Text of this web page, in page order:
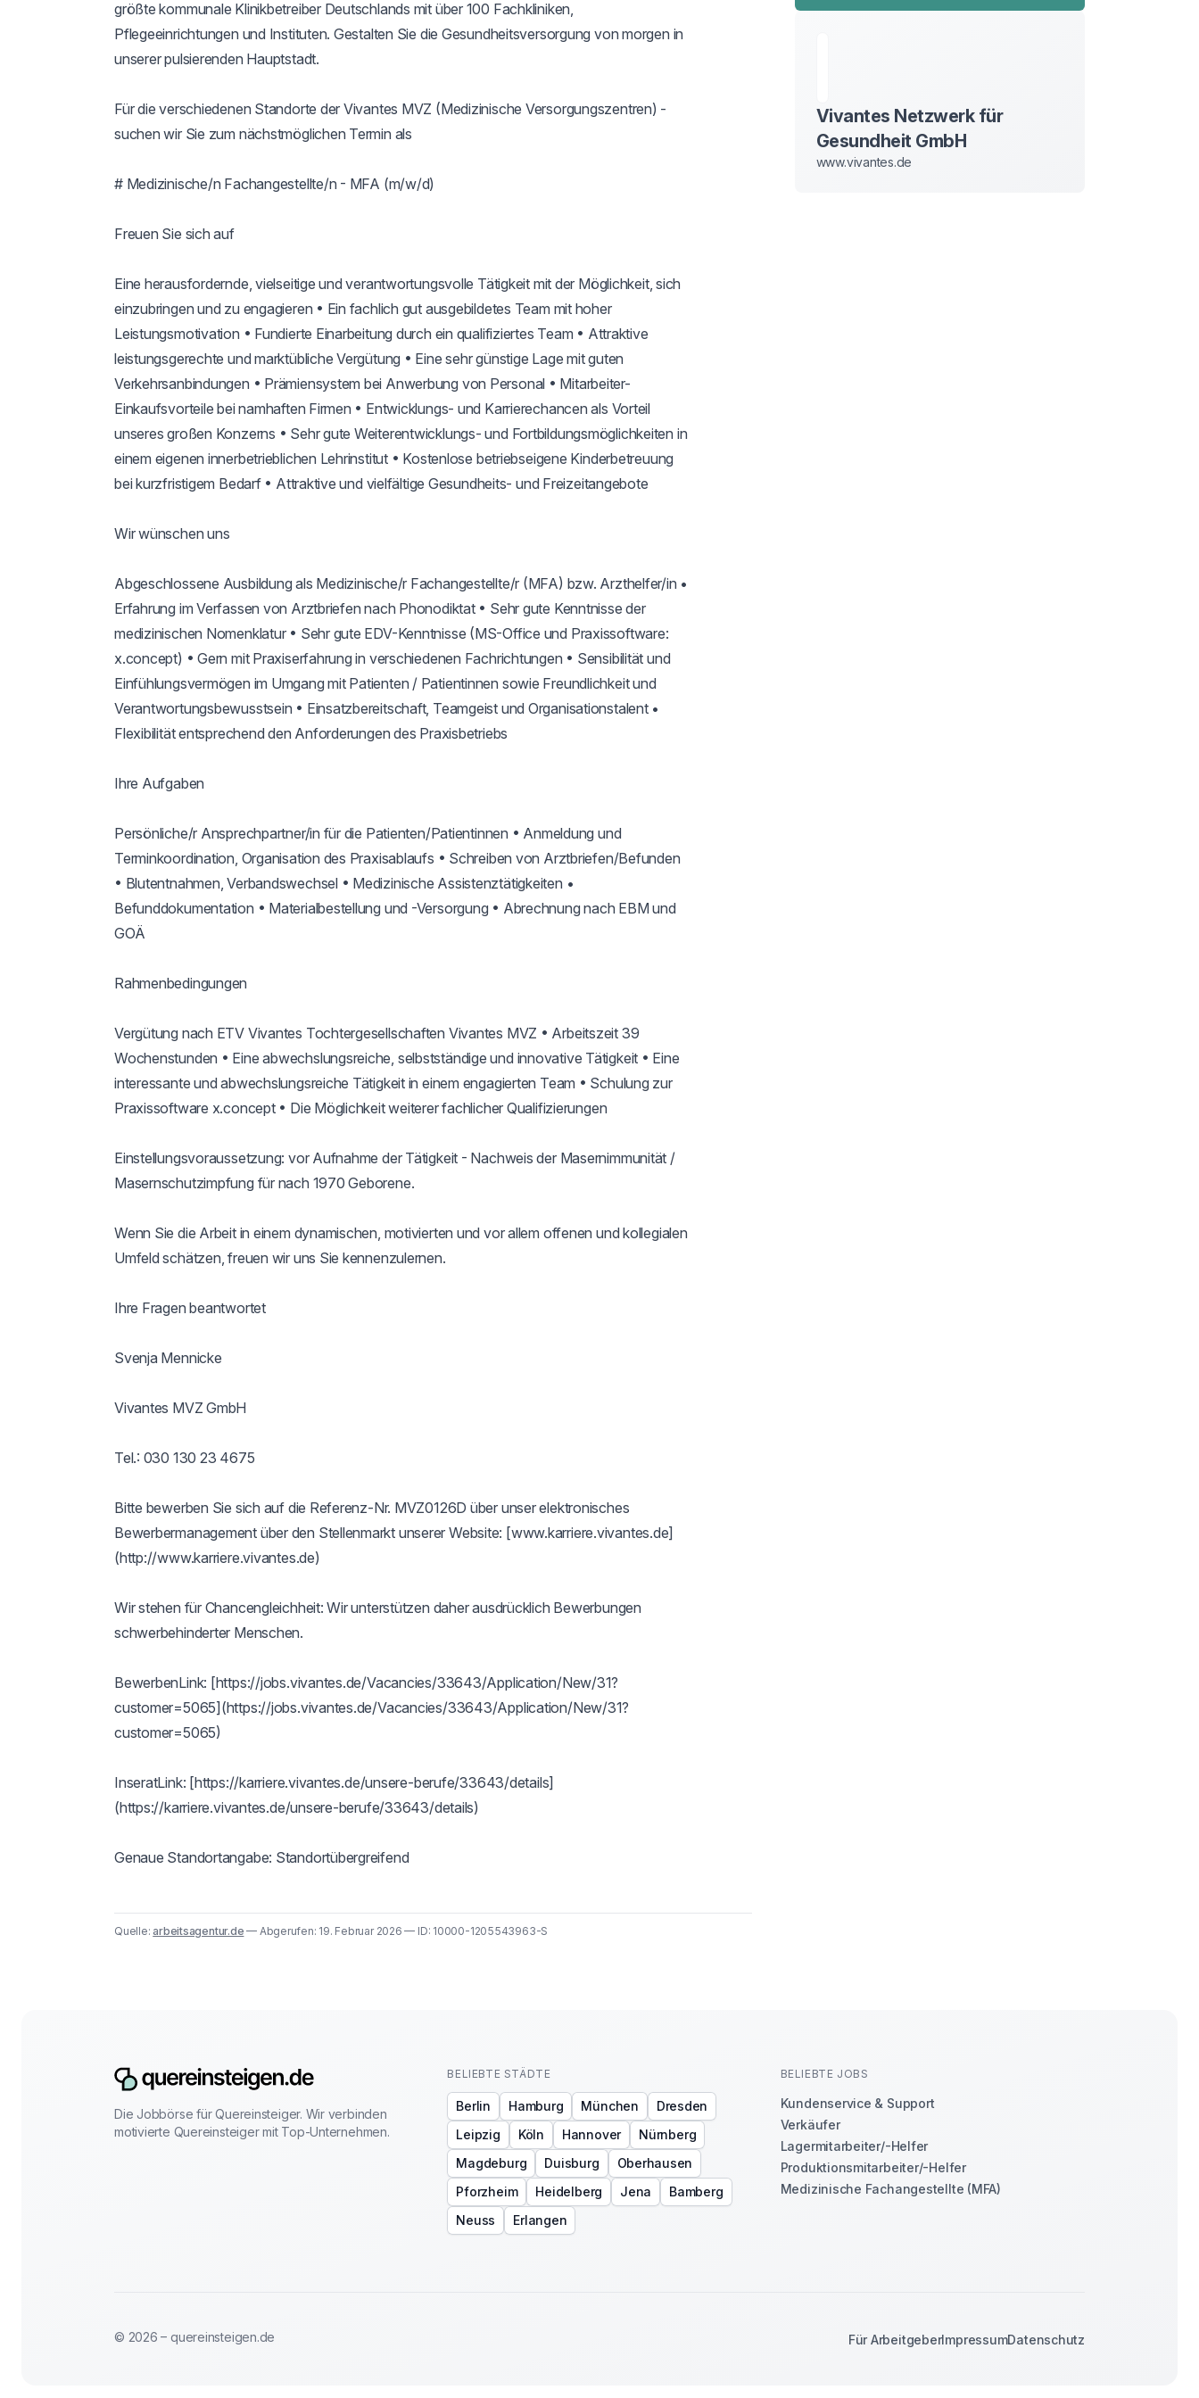
größte kommunale Klinikbetreiber Deutschlands mit über 100 Fachkliniken,
Pflegeeinrichtungen und Instituten. Gestalten Sie die Gesundheitsversorgung von morgen in
unserer pulsierenden Hauptstadt.
Für die verschiedenen Standorte der Vivantes MVZ (Medizinische Versorgungszentren) -
suchen wir Sie zum nächstmöglichen Termin als
# Medizinische/n Fachangestellte/n - MFA (m/w/d)
Freuen Sie sich auf
Eine herausfordernde, vielseitige und verantwortungsvolle Tätigkeit mit der Möglichkeit, sich
einzubringen und zu engagieren • Ein fachlich gut ausgebildetes Team mit hoher
Leistungsmotivation • Fundierte Einarbeitung durch ein qualifiziertes Team • Attraktive
leistungsgerechte und marktübliche Vergütung • Eine sehr günstige Lage mit guten
Verkehrsanbindungen • Prämiensystem bei Anwerbung von Personal • Mitarbeiter-
Einkaufsvorteile bei namhaften Firmen • Entwicklungs- und Karrierechancen als Vorteil
unseres großen Konzerns • Sehr gute Weiterentwicklungs- und Fortbildungsmöglichkeiten in
einem eigenen innerbetrieblichen Lehrinstitut • Kostenlose betriebseigene Kinderbetreuung
bei kurzfristigem Bedarf • Attraktive und vielfältige Gesundheits- und Freizeitangebote
Wir wünschen uns
Abgeschlossene Ausbildung als Medizinische/r Fachangestellte/r (MFA) bzw. Arzthelfer/in •
Erfahrung im Verfassen von Arztbriefen nach Phonodiktat • Sehr gute Kenntnisse der
medizinischen Nomenklatur • Sehr gute EDV-Kenntnisse (MS-Office und Praxissoftware:
x.concept) • Gern mit Praxiserfahrung in verschiedenen Fachrichtungen • Sensibilität und
Einfühlungsvermögen im Umgang mit Patienten / Patientinnen sowie Freundlichkeit und
Verantwortungsbewusstsein • Einsatzbereitschaft, Teamgeist und Organisationstalent •
Flexibilität entsprechend den Anforderungen des Praxisbetriebs
Ihre Aufgaben
Persönliche/r Ansprechpartner/in für die Patienten/Patientinnen • Anmeldung und
Terminkoordination, Organisation des Praxisablaufs • Schreiben von Arztbriefen/Befunden
• Blutentnahmen, Verbandswechsel • Medizinische Assistenztätigkeiten •
Befunddokumentation • Materialbestellung und -Versorgung • Abrechnung nach EBM und
GOÄ
Rahmenbedingungen
Vergütung nach ETV Vivantes Tochtergesellschaften Vivantes MVZ • Arbeitszeit 39
Wochenstunden • Eine abwechslungsreiche, selbstständige und innovative Tätigkeit • Eine
interessante und abwechslungsreiche Tätigkeit in einem engagierten Team • Schulung zur
Praxissoftware x.concept • Die Möglichkeit weiterer fachlicher Qualifizierungen
Einstellungsvoraussetzung: vor Aufnahme der Tätigkeit - Nachweis der Masernimmunität /
Masernschutzimpfung für nach 1970 Geborene.
Wenn Sie die Arbeit in einem dynamischen, motivierten und vor allem offenen und kollegialen
Umfeld schätzen, freuen wir uns Sie kennenzulernen.
Ihre Fragen beantwortet
Svenja Mennicke
Vivantes MVZ GmbH
Tel.: 030 130 23 4675
Bitte bewerben Sie sich auf die Referenz-Nr. MVZ0126D über unser elektronisches
Bewerbermanagement über den Stellenmarkt unserer Website: [www.karriere.vivantes.de]
(http://www.karriere.vivantes.de)
Wir stehen für Chancengleichheit: Wir unterstützen daher ausdrücklich Bewerbungen
schwerbehinderter Menschen.
BewerbenLink: [https://jobs.vivantes.de/Vacancies/33643/Application/New/31?
customer=5065](https://jobs.vivantes.de/Vacancies/33643/Application/New/31?
customer=5065)
InseratLink: [https://karriere.vivantes.de/unsere-berufe/33643/details]
(https://karriere.vivantes.de/unsere-berufe/33643/details)
Genaue Standortangabe: Standortübergreifend
Quelle:arbeitsagentur.de — Abgerufen: 19. Februar 2026 — ID: 10000-1205543963-S
Vivantes Netzwerk für
Gesundheit GmbH
www.vivantes.de
Die Jobbörse für Quereinsteiger. Wir verbinden
motivierte Quereinsteiger mit Top-Unternehmen.
BELIEBTE STÄDTE
Berlin Hamburg München
Dresden
Leipzig
Köln Hannover
Nürnberg
Magdeburg
Duisburg
Oberhausen
Pforzheim
Heidelberg Jena
Bamberg
Neuss
Erlangen
BELIEBTE JOBS
Kundenservice & Support
Verkäufer
Lagermitarbeiter/-Helfer
Produktionsmitarbeiter/-Helfer
Medizinische Fachangestellte (MFA)
© 2026 – quereinsteigen.de Für ArbeitgeberImpressumDatenschutz